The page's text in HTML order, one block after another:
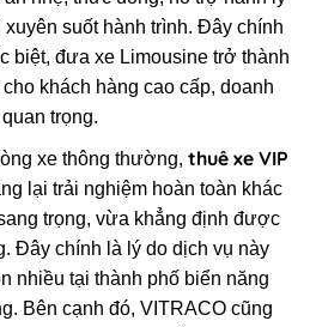
suốt hành trình. Đây chính
biệt, đưa xe Limousine trở thành
khách hàng cao cấp, doanh
trọng.
xe thông thường, thuê xe VIP
lại trải nghiệm hoàn toàn khác
trọng, vừa khẳng định được
Đây chính là lý do dịch vụ này
nhiều tại thành phố biển năng
Bên cạnh đó, VITRACO cũng